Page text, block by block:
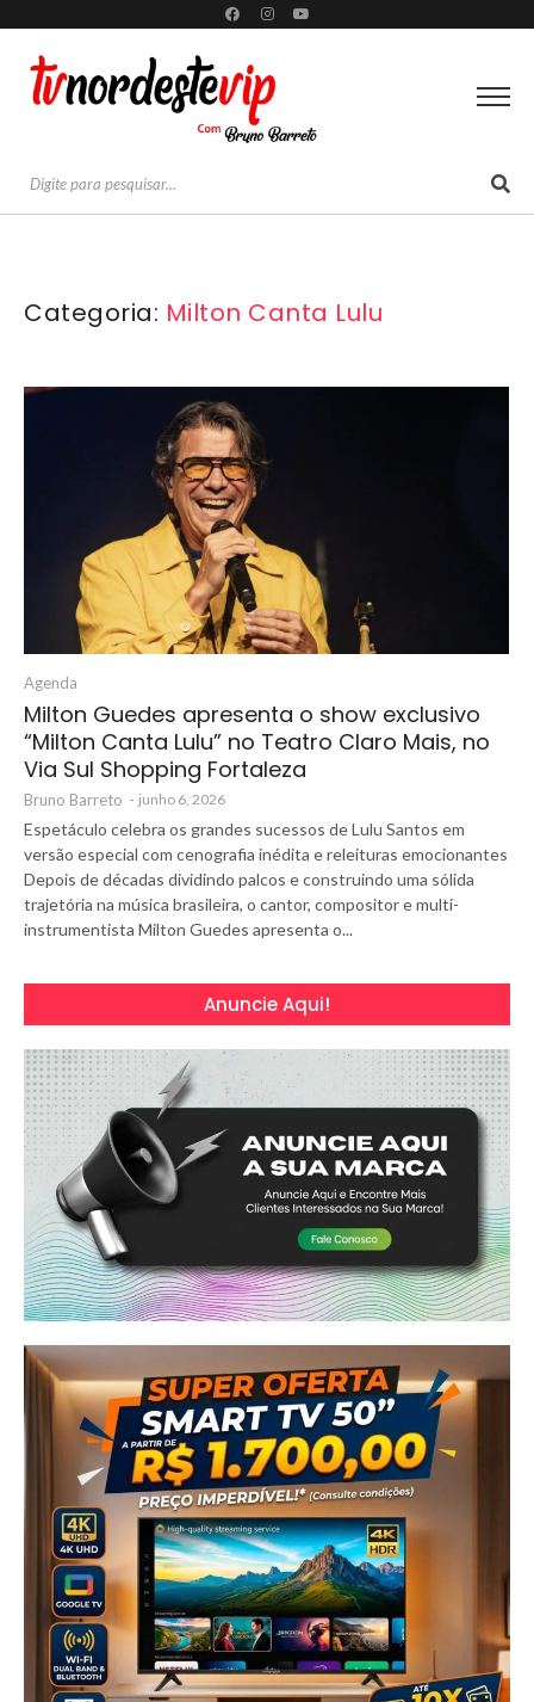
Categoria: Milton Canta Lulu
Agenda
Milton Guedes apresenta o show exclusivo
“Milton Canta Lulu” no Teatro Claro Mais, no
Via Sul Shopping Fortaleza
Bruno Barreto - junho 6, 2026
Espetáculo celebra os grandes sucessos de Lulu Santos em
versão especial com cenografia inédita e releituras emocionantes
Depois de décadas dividindo palcos e construindo uma sólida
trajetória na música brasileira, o cantor, compositor e multi-
instrumentista Milton Guedes apresenta o...
Anuncie Aqui!